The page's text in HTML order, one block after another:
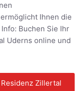
Ihnen die
Buchen Sie Ihr
Uderns online und
Zillertal